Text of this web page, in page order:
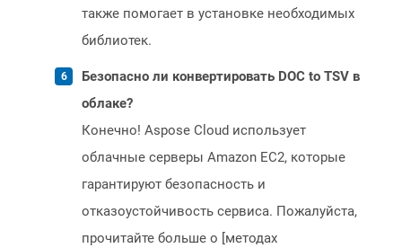
также помогает в установке необходимых
библиотек.
Безопасно ли конвертировать DOC to TSV в
облаке?
Конечно! Aspose Cloud использует
облачные серверы Amazon EC2, которые
гарантируют безопасность и
отказоустойчивость сервиса. Пожалуйста,
прочитайте больше о [методах